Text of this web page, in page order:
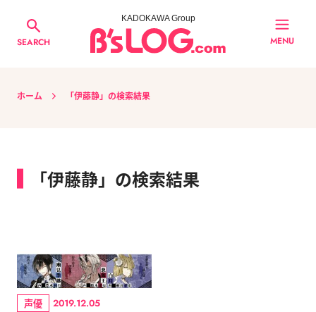
SEARCH
KADOKAWA Group
MENU
ホーム 「伊藤静」の検索結果
「伊藤静」の検索結果
声優 2019.12.05